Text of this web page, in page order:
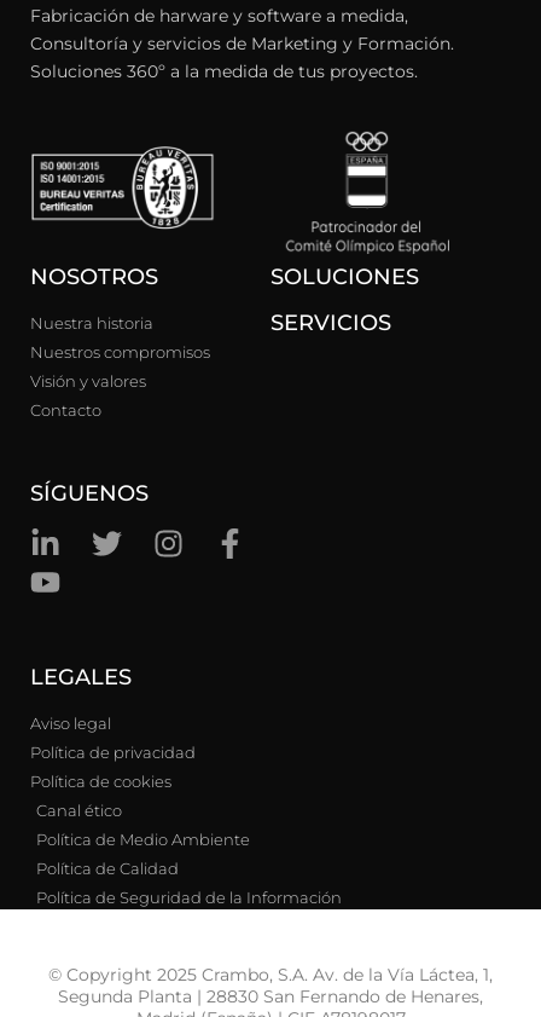
Fabricación de harware y software a medida,
Consultoría y servicios de Marketing y Formación.
Soluciones 360º a la medida de tus proyectos.
NOSOTROS
Nuestra historia
Nuestros compromisos
Visión y valores
Contacto
SÍGUENOS
SOLUCIONES
SERVICIOS
LEGALES
Aviso legal
Política de privacidad
Política de cookies
Canal ético
Política de Medio Ambiente
Política de Calidad
Política de Seguridad de la Información
© Copyright 2025 Crambo, S.A. Av. de la Vía Láctea, 1,
Segunda Planta | 28830 San Fernando de Henares,